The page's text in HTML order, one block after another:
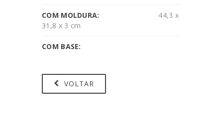
COM MOLDURA:
44,3 x
31,8 x 3 cm
COM BASE:
VOLTAR